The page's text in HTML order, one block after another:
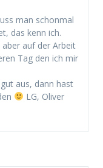
man schonmal
das kenn ich.
auf der Arbeit
Tag den ich mir
aus, dann hast
LG, Oliver